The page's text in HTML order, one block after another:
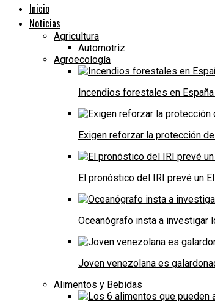
Inicio
Noticias
Agricultura
Automotriz
Agroecología
Incendios forestales en
Exigen reforzar la protección
El pronóstico del IRI prevé un
Oceanógrafo insta a investigar
Joven venezolana es
Alimentos y Bebidas